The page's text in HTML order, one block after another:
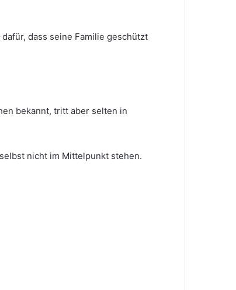
dass seine Familie geschützt
bekannt, tritt aber selten in
nicht im Mittelpunkt stehen.